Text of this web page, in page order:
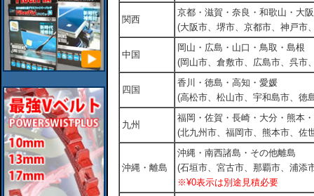
関西
京都・滋賀・奈良・和歌山・大
(大阪市、堺市、京都市、神戸市
中国
岡山・広島・山口・鳥取・島根
(岡山市、倉敷市、広島市、呉市
四国
香川・徳島・高知・愛媛
(高松市、松山市、宇和島市、徳
九州
福岡・佐賀・長崎・大分・熊本
(北九州市、福岡市、熊本市、佐
沖縄・離島
沖縄・南西諸島・その他離島
(石垣市、宮古市、那覇市、浦添
※¥0表示は別途見積必要